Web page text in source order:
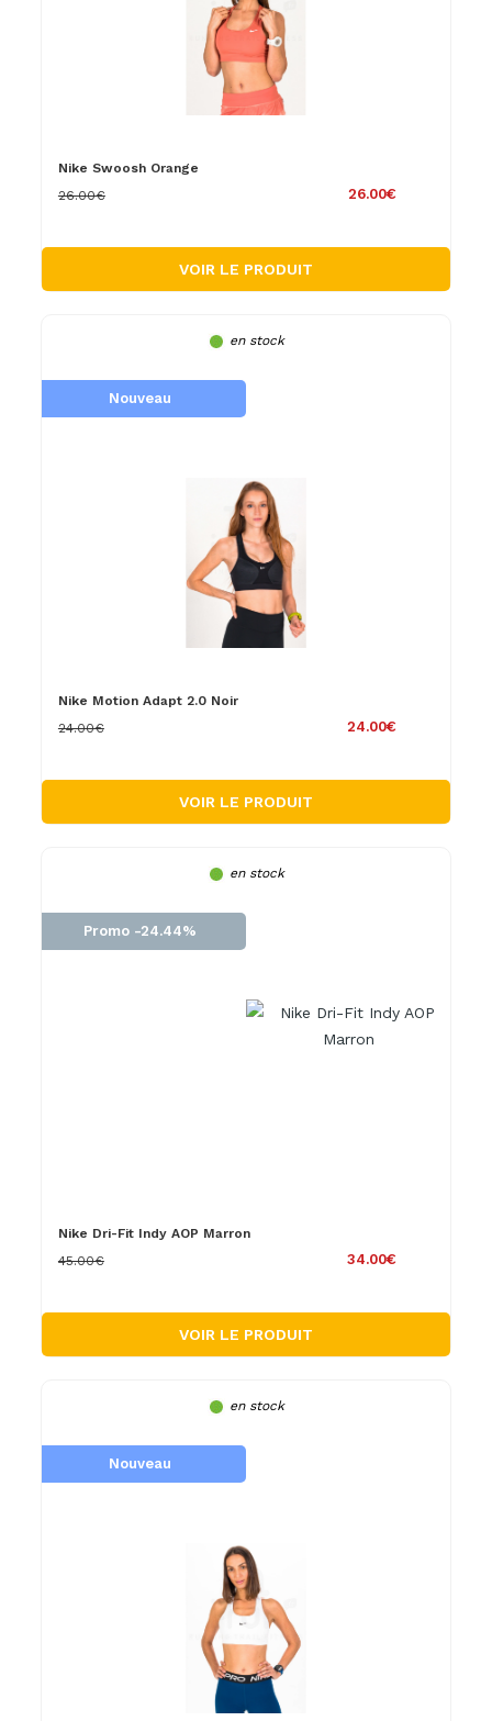
Nike Swoosh Orange
26.00€
26.00€
VOIR LE PRODUIT
en stock
Nouveau
Nike Motion Adapt 2.0 Noir
24.00€
24.00€
VOIR LE PRODUIT
en stock
Promo -24.44%
Nike Dri-Fit Indy AOP Marron
34.00€
45.00€
VOIR LE PRODUIT
en stock
Nouveau